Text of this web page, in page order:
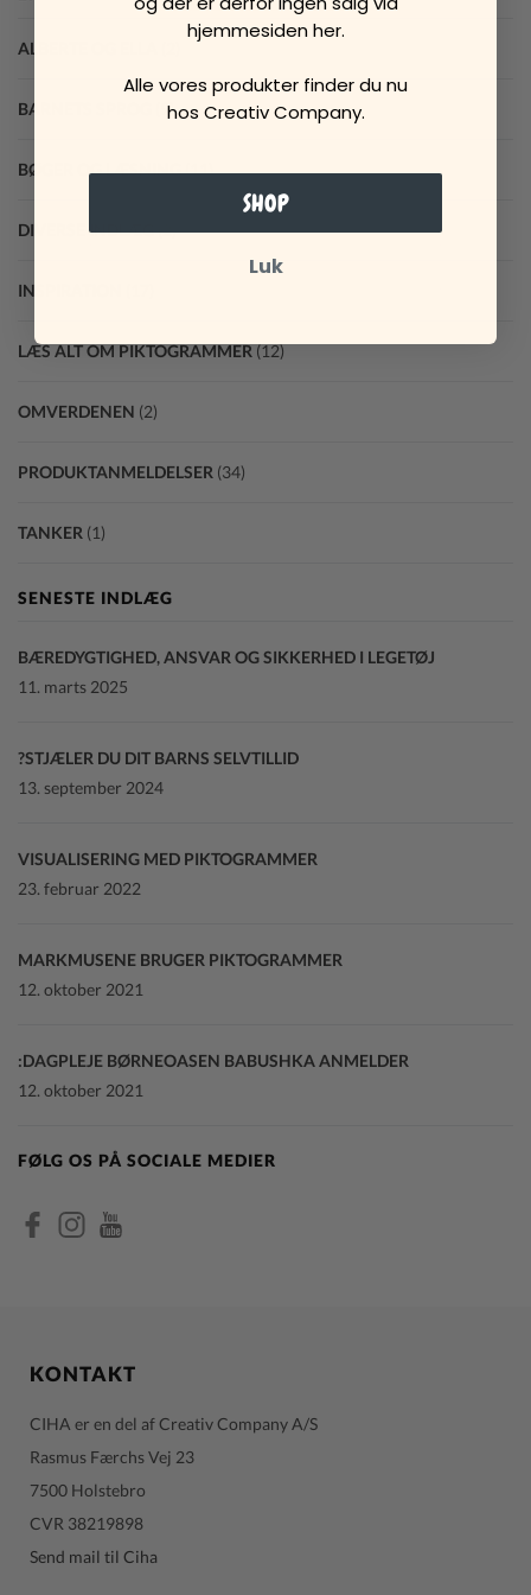
ALBERTE OG ELLA
BARNETS SPROG (9)
BØGER OG LÆSNING(11)
DIVERSE INDLÆG(2)
INSPIRATION
LÆS ALT OM PIKTOGRAMMER(12)
OMVERDENEN (2)
PRODUKTANMELDELSER (34)
TANKER (1)
SENESTE INDLÆG
BÆREDYGTIGHED, ANSVAR OG SIKKERHED I LEGETØJ
11. marts 2025
STJÆLER DU DIT BARNS SELVTILLID?
13. september 2024
VISUALISERING MED PIKTOGRAMMER
23. februar 2022
MARKMUSENE BRUGER PIKTOGRAMMER
12. oktober 2021
DAGPLEJE BØRNEOASEN BABUSHKA ANMELDER:
12. oktober 2021
FØLG OS PÅ SOCIALE MEDIER
KONTAKT
CIHA er en del af Creativ Company A/S
Rasmus Færchs Vej 23
7500 Holstebro
CVR 38219898
Send mail til Ciha
hjemmesiden her.
Alle vores produkter finder du nu
hos Creativ Company.
SHOP
Luk